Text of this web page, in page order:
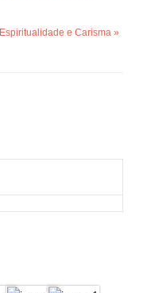
Espiritualidade e Carisma »